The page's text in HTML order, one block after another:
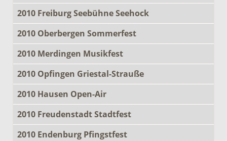
2010 Freiburg Seebühne Seehock
2010 Oberbergen Sommerfest
2010 Merdingen Musikfest
2010 Opfingen Griestal-Strauße
2010 Hausen Open-Air
2010 Freudenstadt Stadtfest
2010 Endenburg Pfingstfest